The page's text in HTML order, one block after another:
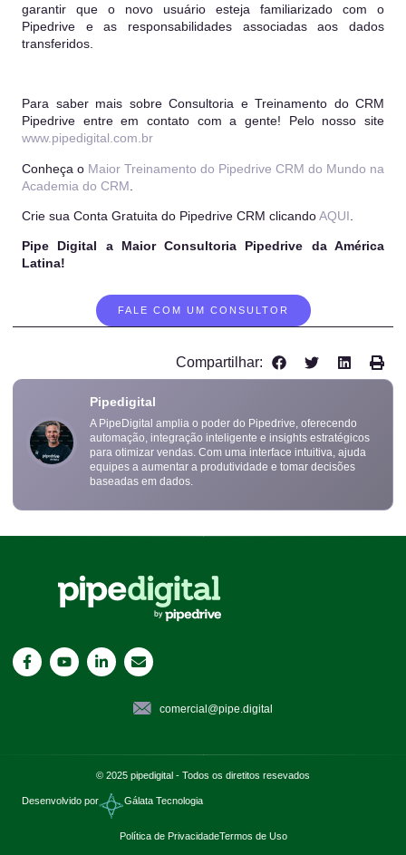
garantir que o novo usuário esteja familiarizado com o
Pipedrive e as responsabilidades associadas aos dados
transferidos.
Para saber mais sobre Consultoria e Treinamento do CRM
Pipedrive entre em contato com a gente! Pelo nosso site
www.pipedigital.com.br
Conheça o Maior Treinamento do Pipedrive CRM do Mundo na
Academia do CRM
Crie sua Conta Gratuita do Pipedrive CRM clicandoAQUI
Pipe Digital a Maior Consultoria Pipedrive da América
Latina!
FALE COM UM CONSULTOR
Compartilhar:
Pipedigital
A PipeDigital amplia o poder do Pipedrive, oferecendo
automação, integração inteligente e insights estratégicos
para otimizar vendas. Com uma interface intuitiva, ajuda
equipes a aumentar a produtividade e tomar decisões
baseadas em dados.
comercial@pipe.digital
© 2025 pipedigital - Todos os diretitos resevados
Desenvolvido por Gálata Tecnologia
Política de PrivacidadeTermos de Uso